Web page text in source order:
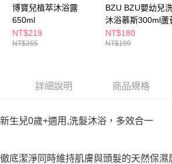
「AFTEE先享後付」，若未經同意申辦者引起之
任。
時審查核予不同之上限額度；若仍有額度不足之情
請求用戶進行身份認證。
宅配(本島)
每筆NT$100，滿NT$790(含以上)免運費
付款後寶雅門市自取(由倉庫統一出貨)
博寶兒植萃沐浴露
650ml
NT$219
NT$265
BZU BZU嬰幼兒
沐浴慕斯300ml蘆
NT$180
NT$199
詳細說明 商品規格
新生兒0歲+適用,洗髮沐浴，多效合一
徹底潔淨同時維持肌膚與頭髮的天然保濕